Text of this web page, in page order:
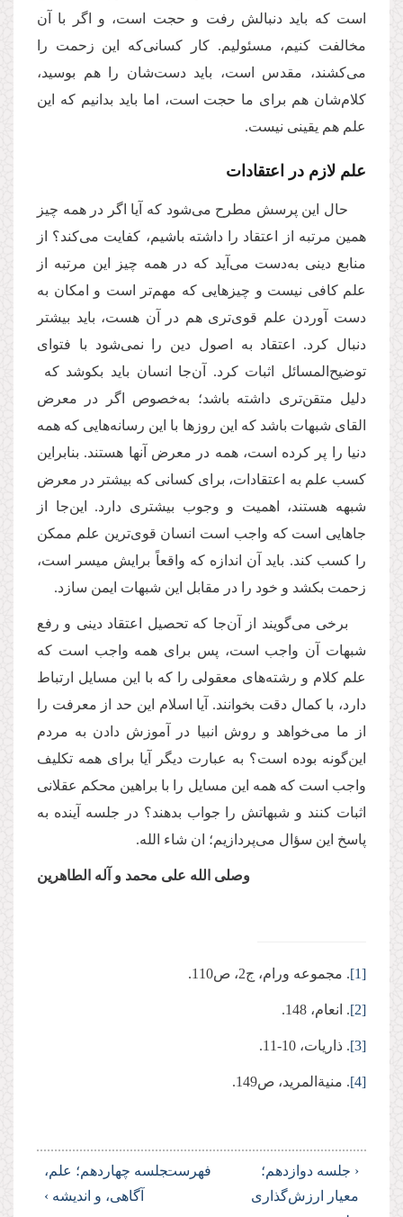
است که باید دنبالش رفت و حجت است، و اگر با آن
مخالفت کنیم، مسئولیم. کار کسانی‌که این زحمت را
می‌کشند، مقدس است، باید دست‌شان را هم بوسید،
کلام‌شان هم برای ما حجت است، اما باید بدانیم كه این
علم هم یقینی نیست.
علم لازم در اعتقادات
حال این پرسش مطرح می‌شود که آیا اگر در همه چیز
همین مرتبه از اعتقاد را داشته باشیم، کفایت می‌کند؟ از
منابع دینی به‌دست می‌آید که در همه چیز این مرتبه از
علم کافی نیست و چیزهایی که مهم‌تر است و امکان به
دست آوردن علم قوی‌تری هم در آن هست، باید بیشتر
دنبال کرد. اعتقاد به اصول دین را نمی‌شود با فتوای
توضیح‌المسائل اثبات کرد. آن‌جا انسان باید بکوشد که
دلیل متقن‌تری داشته باشد؛ به‌خصوص اگر در معرض
القای شبهات باشد که این روزها با این رسانه‌هایی که همه
دنیا را پر کرده است، همه در معرض آنها هستند. بنابراین
کسب علم به اعتقادات، برای کسانی که بیشتر در معرض
شبهه هستند، اهمیت و وجوب بیشتری دارد. این‌جا از
جاهایی است که واجب است انسان قوی‌ترین علم ممکن
را کسب کند. باید آن اندازه که واقعاً برایش میسر است،
زحمت بکشد و خود را در مقابل این شبهات ایمن سازد.
برخی می‌گویند از آن‌جا که تحصیل اعتقاد دینی و رفع
شبهات آن واجب است، پس برای همه واجب است که
علم کلام و رشته‌های معقولی را که با این مسایل ارتباط
دارد، با کمال دقت بخوانند. آیا اسلام این حد از معرفت را
از ما می‌خواهد و روش انبیا در آموزش دادن به مردم
این‌گونه بوده است؟ به عبارت دیگر آیا برای همه تکلیف
واجب است که همه این مسایل را با براهین محکم عقلانی
اثبات کنند و شبهاتش را جواب بدهند؟ در جلسه آینده به
پاسخ این سؤال می‌پردازیم؛ ان ‌شاء الله.
وصلی ‌الله علی محمد و آله ‌الطاهرین
[1]. مجموعه ورام، ج2، ص110.
[2]. انعام، 148.
[3]. ذاریات، 10-11.
[4]. منیة‌المرید، ص149.
‹ جلسه دوازدهم؛
معیار ارزش‌‌گذاری
فهرستجلسه چهاردهم؛ علم،
آگاهی، و اندیشه ›